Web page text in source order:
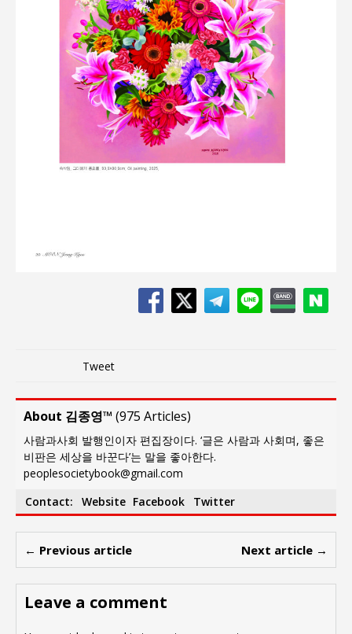
Tweet
About 김종영™ (975 Articles)
사람과사회 발행인이자 편집장이다. ‘글은 사람과 사회며, 좋은
비판은 세상을 바꾼다’는 말을 좋아한다.
peoplesocietybook@gmail.com
Contact:
Website Facebook Twitter
← Previous article Next article →
Leave a comment